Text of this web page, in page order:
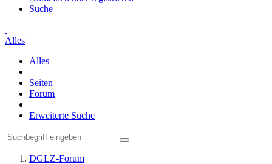
Suche
Alles
Alles
Seiten
Forum
Erweiterte Suche
DGLZ-Forum